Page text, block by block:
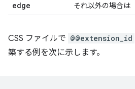
edge
それ以外の場合は
CSS ファイルで @@extension_id
築する例を次に示します。